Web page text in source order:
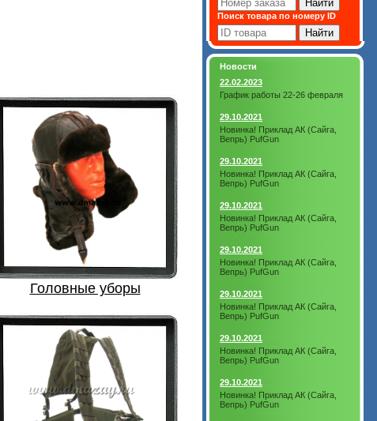
Головные уборы
Поиск товара по номеру ID
Новости
22.02.2023
График работы 22-26 февраля
29.10.2021
Новинка! Приклад АК (Сайга,
Вепрь) PufGun
29.10.2021
Новинка! Приклад АК (Сайга,
Вепрь) PufGun
29.10.2021
Новинка! Приклад АК (Сайга,
Вепрь) PufGun
29.10.2021
Новинка! Приклад АК (Сайга,
Вепрь) PufGun
29.10.2021
Новинка! Приклад АК (Сайга,
Вепрь) PufGun
29.10.2021
Новинка! Приклад АК (Сайга,
Вепрь) PufGun
29.10.2021
Новинка! Приклад АК (Сайга,
Вепрь) PufGun